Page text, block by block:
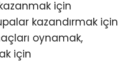
için
kazandırmak için
oynamak,
için